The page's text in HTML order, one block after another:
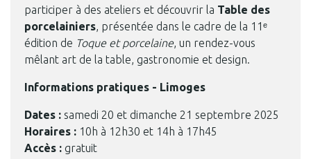
participer à des ateliers et découvrir la Table des
porcelainiers , présentée dans le cadre de la 11ᵉ
édition de Toque et porcelaine, un rendez-vous
mêlant art de la table, gastronomie et design.
Informations pratiques - Limoges
Dates : samedi 20 et dimanche 21 septembre 2025
Horaires : 10h à 12h30 et 14h à 17h45
Accès : gratuit